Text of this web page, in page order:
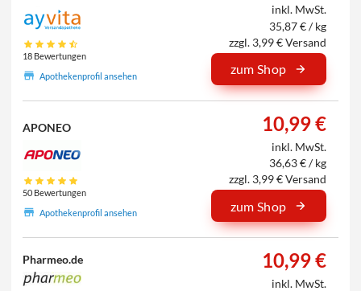
18 Bewertungen
Apothekenprofil ansehen
inkl. MwSt.
35,87 € / kg
zzgl. 3,99 € Versand
zum Shop
APONEO
50 Bewertungen
Apothekenprofil ansehen
10,99 €
inkl. MwSt.
36,63 € / kg
zzgl. 3,99 € Versand
zum Shop
Pharmeo.de 10,99 €
inkl. MwSt.